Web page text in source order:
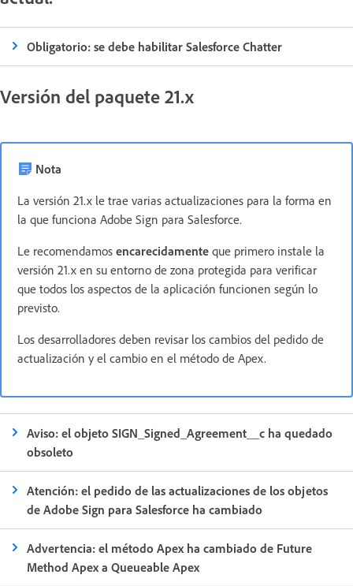
Obligatorio: se debe habilitar Salesforce Chatter
Versión del paquete 21.x
Nota
La versión 21.x le trae varias actualizaciones para la forma en
la que funciona Adobe Sign para Salesforce.
Le recomendamos encarecidamente que primero instale la
versión 21.x en su entorno de zona protegida para verificar
que todos los aspectos de la aplicación funcionen según lo
previsto.
Los desarrolladores deben revisar los cambios del pedido de
actualización y el cambio en el método de Apex.
Aviso: el objeto SIGN_Signed_Agreement__c ha quedado
obsoleto
Atención: el pedido de las actualizaciones de los objetos
de Adobe Sign para Salesforce ha cambiado
Advertencia: el método Apex ha cambiado de Future
Method Apex a Queueable Apex